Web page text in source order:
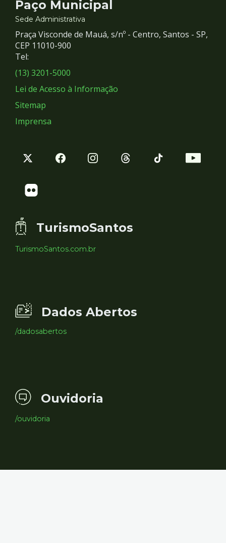
e
Redes
Sociais
Paço Municipal
Sede Administrativa
Praça Visconde de Mauá, s/nº - Centro, Santos - SP,
CEP 11010-900
Tel:
(13) 3201-5000
Lei de Acesso à Informação
Sitemap
Imprensa
TurismoSantos
TurismoSantos.com.br
Dados Abertos
/dadosabertos
Ouvidoria
/ouvidoria